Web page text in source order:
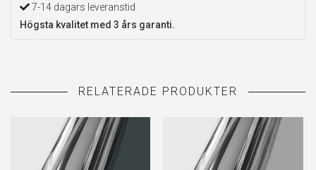
7-14 dagars leveranstid
Högsta kvalitet med 3 års garanti.